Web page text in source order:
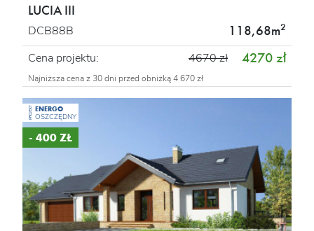
LUCIA III
DCB88B 118,68m2
Cena projektu: 4270 zł
4670 zł
Najniższa cena z 30 dni przed obniżką 4 670 zł
PROJEKT ENERGO
OSZCZĘDNY
- 400 ZŁ